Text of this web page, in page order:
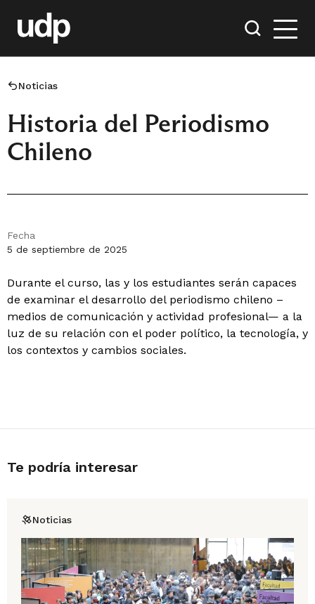
Noticias
Historia del Periodismo
Chileno
Fecha
5 de septiembre de 2025
Durante el curso, las y los estudiantes serán capaces
de examinar el desarrollo del periodismo chileno –
medios de comunicación y actividad profesional— a la
luz de su relación con el poder político, la tecnología, y
los contextos y cambios sociales.
Te podría interesar
Noticias